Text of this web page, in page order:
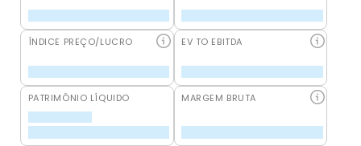
ÍNDICE PREÇO/LUCRO EV TO EBITDA
PATRIMÔNIO LÍQUIDO MARGEM BRUTA